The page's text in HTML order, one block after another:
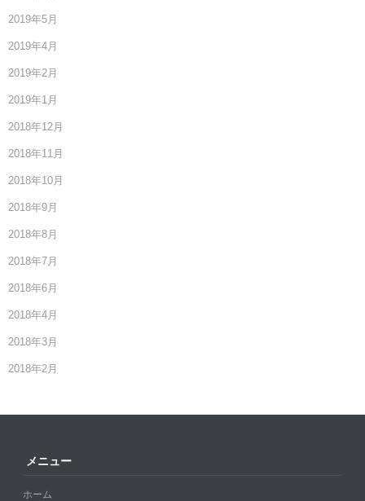
2019年5月
2019年4月
2019年2月
2019年1月
2018年12月
2018年11月
2018年10月
2018年9月
2018年8月
2018年7月
2018年6月
2018年4月
2018年3月
2018年2月
メニュー
ホーム